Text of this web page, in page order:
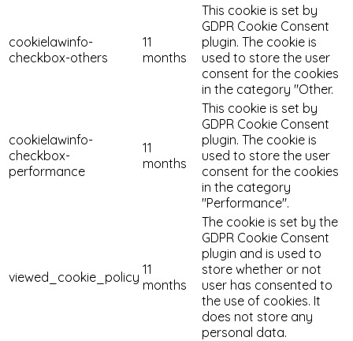
cookielawinfo-
checkbox-others
11
months
This cookie is set by
GDPR Cookie Consent
plugin. The cookie is
used to store the user
consent for the cookies
in the category "Other.
cookielawinfo-
checkbox-
performance
11
months
This cookie is set by
GDPR Cookie Consent
plugin. The cookie is
used to store the user
consent for the cookies
in the category
"Performance".
viewed_cookie_policy 11
months
The cookie is set by the
GDPR Cookie Consent
plugin and is used to
store whether or not
user has consented to
the use of cookies. It
does not store any
personal data.